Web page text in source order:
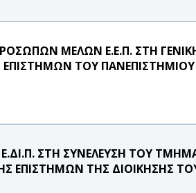
ΜΕΛΩΝ Ε.Ε.Π. ΣΤΗ
ΤΟΥ ΠΑΝΕΠΙΣΤΗΜΙΟΥ
ΣΤΗ ΣΥΝΕΛΕΥΣΗ ΤΟΥ
ΕΠΙΣΤΗΜΩΝ ΤΗΣ ΔΙΟΙΚΗΣΗΣ